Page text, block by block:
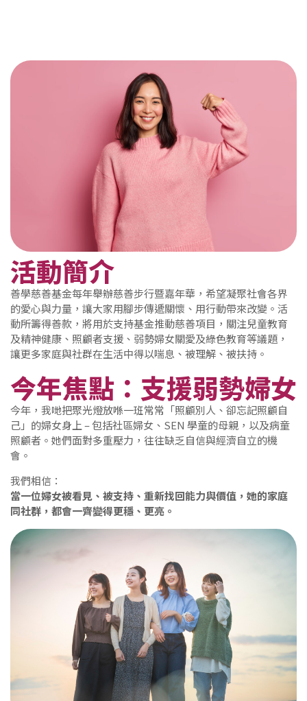
活動簡介
善學慈善基金每年舉辦慈善步行暨嘉年華，希望凝聚社會各界
的愛心與力量，讓大家用腳步傳遞關懷、用行動帶來改變。活
動所籌得善款，將用於支持基金推動慈善項目，關注兒童教育
及精神健康、照顧者支援、弱勢婦女關愛及綠色教育等議題，
讓更多家庭與社群在生活中得以喘息、被理解、被扶持。
今年焦點：支援弱勢婦女
今年，我哋把聚光燈放喺一班常常「照顧別人、卻忘記照顧自
己」的婦女身上 – 包括社區婦女、SEN 學童的母親，以及病童
照顧者。她們面對多重壓力，往往缺乏自信與經濟自立的機
會。
我們相信：
當一位婦女被看見、被支持、重新找回能力與價值，她的家庭
同社群，都會一齊變得更穩、更亮。